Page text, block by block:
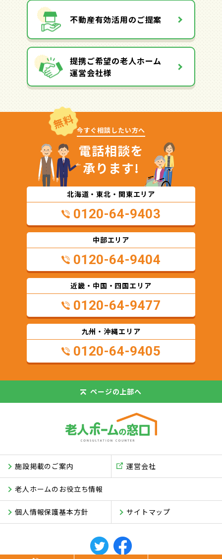
不動産有効活用のご提案
提携ご希望の老人ホーム
運営会社様
無料 今すぐ相談したい方へ
電話相談を
承ります!
北海道・東北・関東エリア
0120-64-9403
中部エリア
0120-64-9404
近畿・中国・四国エリア
0120-64-9477
九州・沖縄エリア
0120-64-9405
ページの 上部へ
施設掲載のご案内
老人ホームのお役立ち情報
サイトマップ
運営会社
個人情報保護基本方針